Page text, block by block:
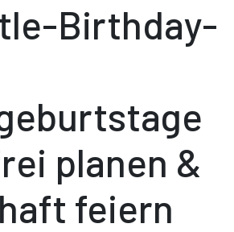
Birthday-
planen &
feiern